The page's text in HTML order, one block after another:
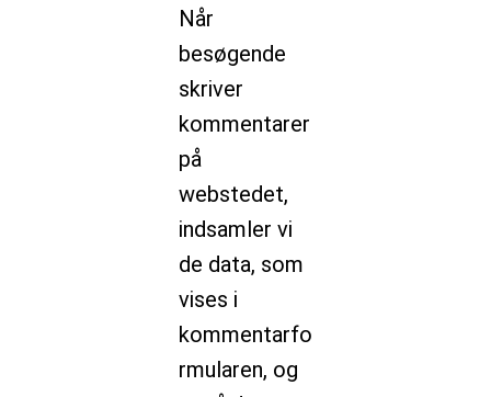
Når
besøgende
skriver
kommentarer
på
webstedet,
indsamler vi
de data, som
vises i
kommentarfo
rmularen, og